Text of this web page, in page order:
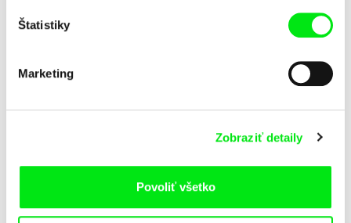
Štatistiky
Marketing
Zobraziť detaily
Povoliť všetko
Vojnový spravodajca